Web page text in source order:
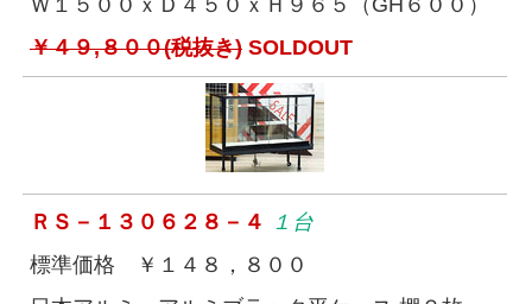
Ｗ１５００ｘＤ４５０ｘＨ９６５（GH６００）
￥４９,８００(税抜き) SOLDOUT
ＲＳ－１３０６２８－４ １台
標準価格 ￥１４８，８００